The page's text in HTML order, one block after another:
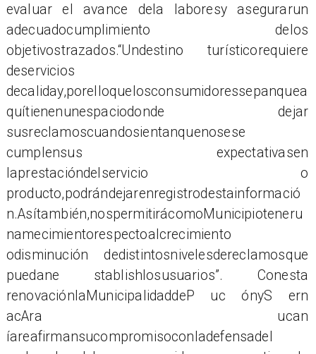
evaluar el avance dela laboresy asegurarun
adecuadocumplimiento delos
objetivostrazados.“Undestino turísticorequiere
deservicios
decaliday,porelloquelosconsumidoressepanquea
quítienenunespaciodonde dejar
susreclamoscuandosientanquenosese
cumplensus expectativasen
laprestacióndelservicio o
producto,podrándejarenregistrodestainformació
n.Asítambién,nospermitirácomoMunicipioteneru
namecimientorespectoalcrecimiento
odisminución dedistintosnivelesdereclamosque
puedane stablishlosusuarios”. Conesta
renovaciónlaMunicipalidaddeP uc ónyS ern
acAra ucan
íareafirmansucompromisoconladefensadel